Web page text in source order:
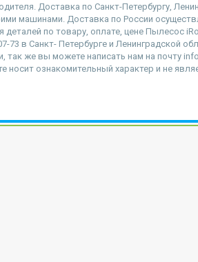
Доставка по Санкт-Петербургу,
машинами. Доставка по России
деталей по товару, оплате, цене Пылесос
73 в Санкт- Петербурге и Ленинградской
так же вы можете написать нам на почту
носит ознакомительный характер и не